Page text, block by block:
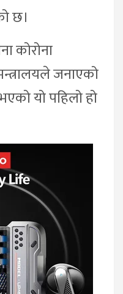
छ।
कोरोना
जनाएको
यो पहिलो हो